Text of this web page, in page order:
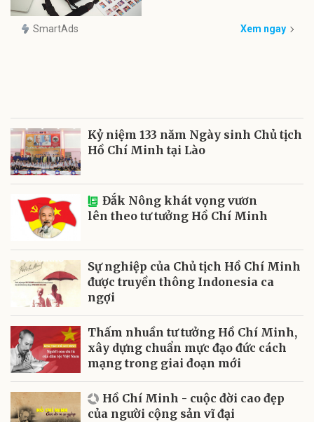
SmartAds Xem ngay
Kỷ niệm 133 năm Ngày sinh Chủ tịch
Hồ Chí Minh tại Lào
Đắk Nông khát vọng vươn
lên theo tư tưởng Hồ Chí Minh
Sự nghiệp của Chủ tịch Hồ Chí Minh
được truyền thông Indonesia ca
ngợi
Thấm nhuần tư tưởng Hồ Chí Minh,
xây dựng chuẩn mực đạo đức cách
mạng trong giai đoạn mới
Hồ Chí Minh - cuộc đời cao đẹp
của người cộng sản vĩ đại